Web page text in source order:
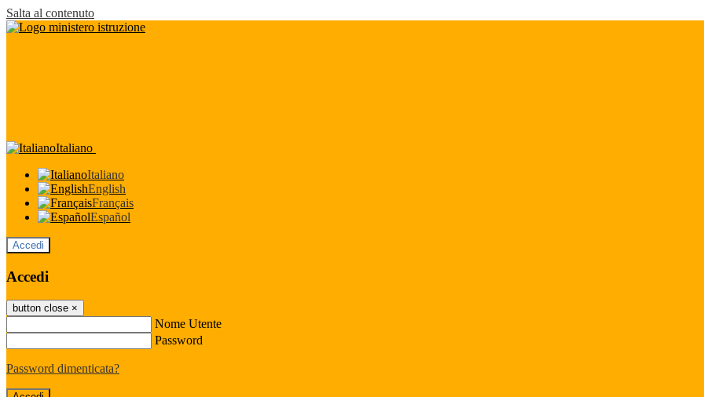
Salta al contenuto
Italiano
Italiano
English
Français
Español
Accedi
Accedi
button close ×
Nome Utente
Password
Password dimenticata?